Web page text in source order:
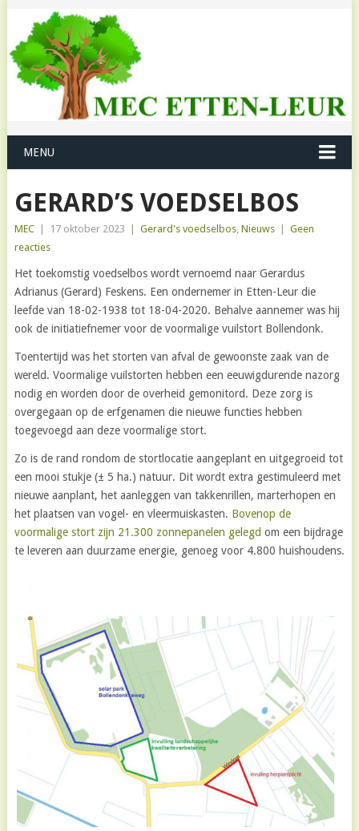
MENU
GERARD’S VOEDSELBOS
MEC 17 oktober 2023 Gerard's voedselbos, Nieuws
Geen
reacties
Het toekomstig voedselbos wordt vernoemd naar Gerardus
Adrianus (Gerard) Feskens. Een ondernemer in Etten-Leur die
leefde van 18-02-1938 tot 18-04-2020. Behalve aannemer was hij
ook de initiatiefnemer voor de voormalige vuilstort Bollendonk.
Toentertijd was het storten van afval de gewoonste zaak van de
wereld. Voormalige vuilstorten hebben een eeuwigdurende nazorg
nodig en worden door de overheid gemonitord. Deze zorg is
overgegaan op de erfgenamen die nieuwe functies hebben
toegevoegd aan deze voormalige stort.
Zo is de rand rondom de stortlocatie aangeplant en uitgegroeid tot
een mooi stukje (± 5 ha.) natuur. Dit wordt extra gestimuleerd met
nieuwe aanplant, het aanleggen van takkenrillen, marterhopen en
het plaatsen van vogel- en vleermuiskasten. Bovenop de
voormalige stort zijn 21.300 zonnepanelen gelegd om een bijdrage
te leveren aan duurzame energie, genoeg voor 4.800 huishoudens.